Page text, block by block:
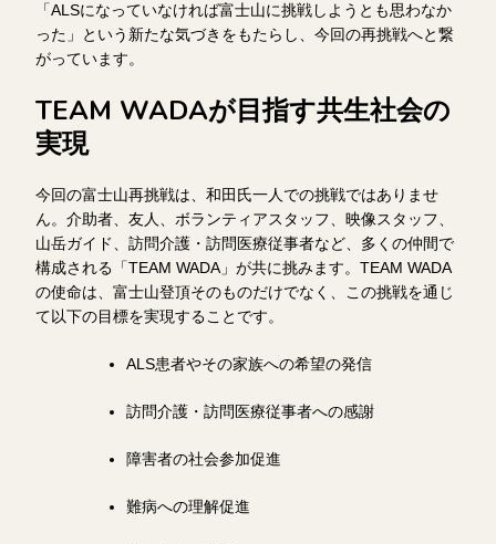
「ALSになっていなければ富士山に挑戦しようとも思わなか
った」という新たな気づきをもたらし、今回の再挑戦へと繋
がっています。
TEAM WADAが目指す共生社会の
実現
今回の富士山再挑戦は、和田氏一人での挑戦ではありませ
ん。介助者、友人、ボランティアスタッフ、映像スタッフ、
山岳ガイド、訪問介護・訪問医療従事者など、多くの仲間で
構成される「TEAM WADA」が共に挑みます。TEAM WADA
の使命は、富士山登頂そのものだけでなく、この挑戦を通じ
て以下の目標を実現することです。
ALS患者やその家族への希望の発信
訪問介護・訪問医療従事者への感謝
障害者の社会参加促進
難病への理解促進